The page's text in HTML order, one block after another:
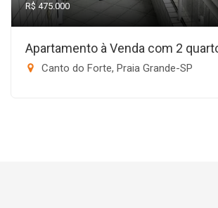
R$ 475.000
Apartamento à Venda com 2
Canto do Forte, Praia Grande-SP